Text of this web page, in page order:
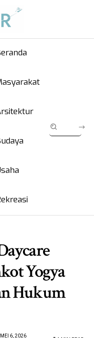
Yogya
Hukum
6, 2026